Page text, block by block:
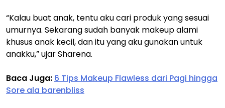
“Kalau buat anak, tentu aku cari produk yang sesuai
umurnya. Sekarang sudah banyak makeup alami
khusus anak kecil, dan itu yang aku gunakan untuk
anakku,” ujar Sharena.
Baca Juga: 6 Tips Makeup Flawless dari Pagi hingga
Sore ala barenbliss